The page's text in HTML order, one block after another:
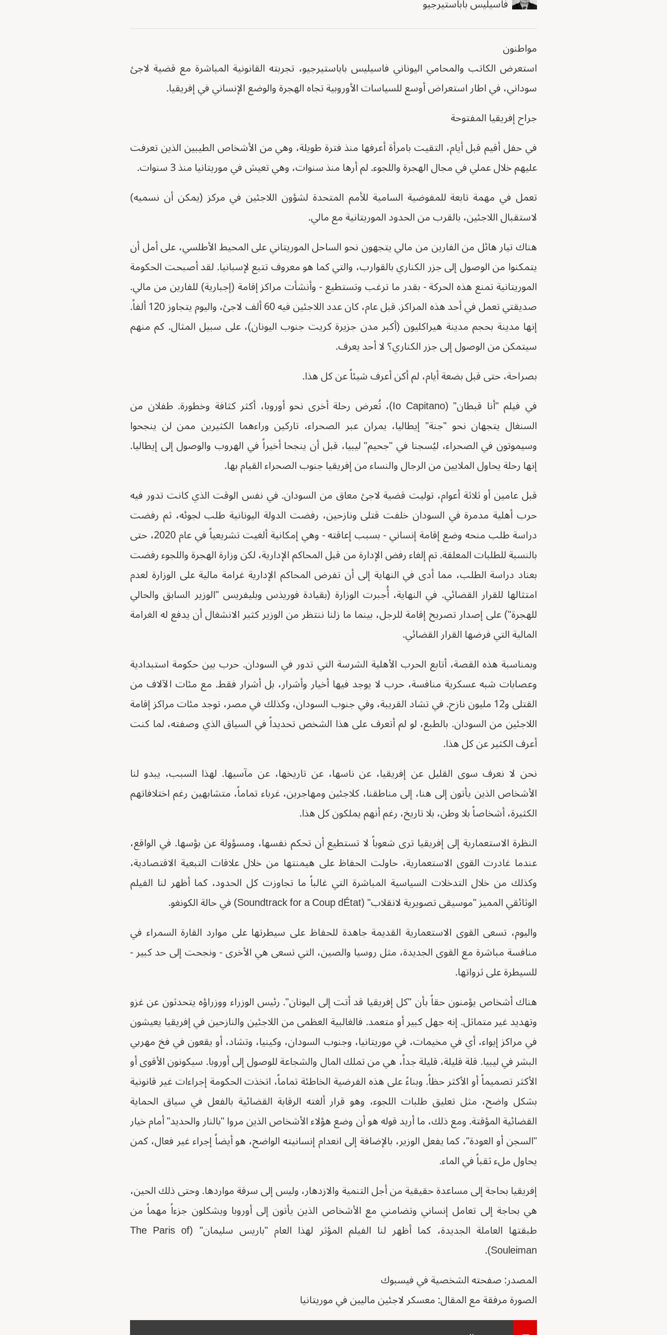
فاسيليس باباستيرجيو
مواطنون
استعرض الكاتب والمحامي اليوناني فاسيليس باباستيرجيو، تجربته القانونية المباشرة مع قضية لاجئ
سوداني، في اطار استعراض أوسع للسياسات الأوروبية تجاه الهجرة والوضع الإنساني في إفريقيا.
جراح إفريقيا المفتوحة
في حفل أقيم قبل أيام، التقيت بامرأة أعرفها منذ فترة طويلة، وهي من الأشخاص الطيبين الذين تعرفت
عليهم خلال عملي في مجال الهجرة واللجوء. لم أرها منذ سنوات، وهي تعيش في موريتانيا منذ 3 سنوات.
تعمل في مهمة تابعة للمفوضية السامية للأمم المتحدة لشؤون اللاجئين في مركز (يمكن أن نسميه)
لاستقبال اللاجئين، بالقرب من الحدود الموريتانية مع مالي.
هناك تيار هائل من الفارين من مالي يتجهون نحو الساحل الموريتاني على المحيط الأطلسي، على أمل أن
يتمكنوا من الوصول إلى جزر الكناري بالقوارب، والتي كما هو معروف تتبع لإسبانيا. لقد أصبحت الحكومة
الموريتانية تمنع هذه الحركة - بقدر ما ترغب وتستطيع - وأنشأت مراكز إقامة (إجبارية) للفارين من مالي.
صديقتي تعمل في أحد هذه المراكز. قبل عام، كان عدد اللاجئين فيه 60 ألف لاجئ، واليوم يتجاوز 120 ألفاً.
إنها مدينة بحجم مدينة هيراكليون (أكبر مدن جزيرة كريت جنوب اليونان)، على سبيل المثال. كم منهم
سيتمكن من الوصول إلى جزر الكناري؟ لا أحد يعرف.
بصراحة، حتى قبل بضعة أيام، لم أكن أعرف شيئاً عن كل هذا.
في فيلم "أنا قبطان" (Io Capitano)، تُعرض رحلة أخرى نحو أوروبا، أكثر كثافة وخطورة. طفلان من
السنغال يتجهان نحو "جنة" إيطاليا، يمران عبر الصحراء، تاركين وراءهما الكثيرين ممن لن ينجحوا
وسيموتون في الصحراء، ليُسجنا في "جحيم" ليبيا، قبل أن ينجحا أخيراً في الهروب والوصول إلى إيطاليا.
إنها رحلة يحاول الملايين من الرجال والنساء من إفريقيا جنوب الصحراء القيام بها.
قبل عامين أو ثلاثة أعوام، توليت قضية لاجئ معاق من السودان. في نفس الوقت الذي كانت تدور فيه
حرب أهلية مدمرة في السودان خلفت قتلى ونازحين، رفضت الدولة اليونانية طلب لجوئه، ثم رفضت
دراسة طلب منحه وضع إقامة إنساني - بسبب إعاقته - وهي إمكانية ألغيت تشريعياً في عام 2020، حتى
بالنسبة للطلبات المعلقة. تم إلغاء رفض الإدارة من قبل المحاكم الإدارية، لكن وزارة الهجرة واللجوء رفضت
بعناد دراسة الطلب، مما أدى في النهاية إلى أن تفرض المحاكم الإدارية غرامة مالية على الوزارة لعدم
امتثالها للقرار القضائي. في النهاية، أُجبرت الوزارة (بقيادة فوريذس وبليفريس "الوزير السابق والحالي
للهجرة") على إصدار تصريح إقامة للرجل، بينما ما زلنا ننتظر من الوزير كثير الانشغال أن يدفع له الغرامة
المالية التي فرضها القرار القضائي.
وبمناسبة هذه القصة، أتابع الحرب الأهلية الشرسة التي تدور في السودان. حرب بين حكومة استبدادية
وعصابات شبه عسكرية منافسة، حرب لا يوجد فيها أخيار وأشرار، بل أشرار فقط. مع مئات الآلاف من
القتلى و12 مليون نازح. في تشاد القريبة، وفي جنوب السودان، وكذلك في مصر، توجد مئات مراكز إقامة
اللاجئين من السودان. بالطبع، لو لم أتعرف على هذا الشخص تحديداً في السياق الذي وصفته، لما كنت
أعرف الكثير عن كل هذا.
نحن لا نعرف سوى القليل عن إفريقيا، عن ناسها، عن تاريخها، عن مآسيها. لهذا السبب، يبدو لنا
الأشخاص الذين يأتون إلى هنا، إلى مناطقنا، كلاجئين ومهاجرين، غرباء تماماً، متشابهين رغم اختلافاتهم
الكثيرة، أشخاصاً بلا وطن، بلا تاريخ، رغم أنهم يملكون كل هذا.
النظرة الاستعمارية إلى إفريقيا ترى شعوباً لا تستطيع أن تحكم نفسها، ومسؤولة عن بؤسها. في الواقع،
عندما غادرت القوى الاستعمارية، حاولت الحفاظ على هيمنتها من خلال علاقات التبعية الاقتصادية،
وكذلك من خلال التدخلات السياسية المباشرة التي غالباً ما تجاوزت كل الحدود، كما أظهر لنا الفيلم
الوثائقي المميز "موسيقى تصويرية لانقلاب" (Soundtrack for a Coup dÉtat) في حالة الكونغو.
واليوم، تسعى القوى الاستعمارية القديمة جاهدة للحفاظ على سيطرتها على موارد القارة السمراء في
منافسة مباشرة مع القوى الجديدة، مثل روسيا والصين، التي تسعى هي الأخرى - ونجحت إلى حد كبير -
للسيطرة على ثرواتها.
هناك أشخاص يؤمنون حقاً بأن "كل إفريقيا قد أتت إلى اليونان". رئيس الوزراء ووزراؤه يتحدثون عن غزو
وتهديد غير متماثل. إنه جهل كبير أو متعمد. فالغالبية العظمى من اللاجئين والنازحين في إفريقيا يعيشون
في مراكز إيواء، أي في مخيمات، في موريتانيا، وجنوب السودان، وكينيا، وتشاد، أو يقعون في فخ مهربي
البشر في ليبيا. قلة قليلة، قليلة جداً، هي من تملك المال والشجاعة للوصول إلى أوروبا. سيكونون الأقوى أو
الأكثر تصميماً أو الأكثر حظاً. وبناءً على هذه الفرضية الخاطئة تماماً، اتخذت الحكومة إجراءات غير قانونية
بشكل واضح، مثل تعليق طلبات اللجوء، وهو قرار ألغته الرقابة القضائية بالفعل في سياق الحماية
القضائية المؤقتة. ومع ذلك، ما أريد قوله هو أن وضع هؤلاء الأشخاص الذين مروا "بالنار والحديد" أمام خيار
"السجن أو العودة"، كما يفعل الوزير، بالإضافة إلى انعدام إنسانيته الواضح، هو أيضاً إجراء غير فعال، كمن
يحاول ملء ثقباً في الماء.
إفريقيا بحاجة إلى مساعدة حقيقية من أجل التنمية والازدهار، وليس إلى سرقة مواردها. وحتى ذلك الحين،
هي بحاجة إلى تعامل إنساني وتضامني مع الأشخاص الذين يأتون إلى أوروبا ويشكلون جزءاً مهماً من
طبقتها العاملة الجديدة، كما أظهر لنا الفيلم المؤثر لهذا العام "باريس سليمان" (The Paris of
Souleiman).
المصدر: صفحته الشخصية في فيسبوك
الصورة مرفقة مع المقال: معسكر لاجئين ماليين في موريتانيا